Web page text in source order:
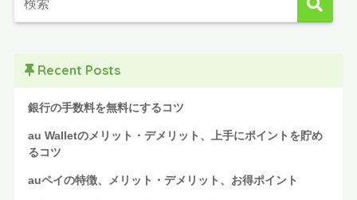
Recent Posts
銀行の手数料を無料にするコツ
au Walletのメリット・デメリット、上手にポイントを貯め
るコツ
auペイの特徴、メリット・デメリット、お得ポイント